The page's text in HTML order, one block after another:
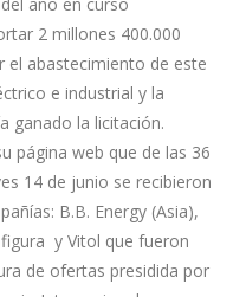
2 millones 400.000
el abastecimiento de este
e industrial y la
ganado la licitación.
página web que de las 36
14 de junio se recibieron
B.B. Energy (Asia),
y Vitol que fueron
de ofertas presidida por